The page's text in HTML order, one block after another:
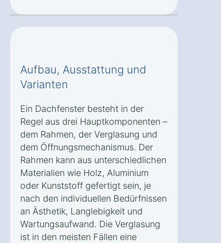
Aufbau, Ausstattung und
Varianten
Ein Dachfenster besteht in der
Regel aus drei Hauptkomponenten –
dem Rahmen, der Verglasung und
dem Öffnungsmechanismus. Der
Rahmen kann aus unterschiedlichen
Materialien wie Holz, Aluminium
oder Kunststoff gefertigt sein, je
nach den individuellen Bedürfnissen
an Ästhetik, Langlebigkeit und
Wartungsaufwand. Die Verglasung
ist in den meisten Fällen eine